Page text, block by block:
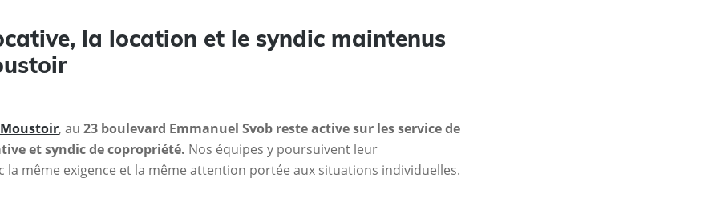
la location et le syndic maintenus
, au 23 boulevard Emmanuel Svob reste active sur les service de
et syndic de copropriété. Nos équipes y poursuivent leur
la même exigence et la même attention portée aux situations individuelles.